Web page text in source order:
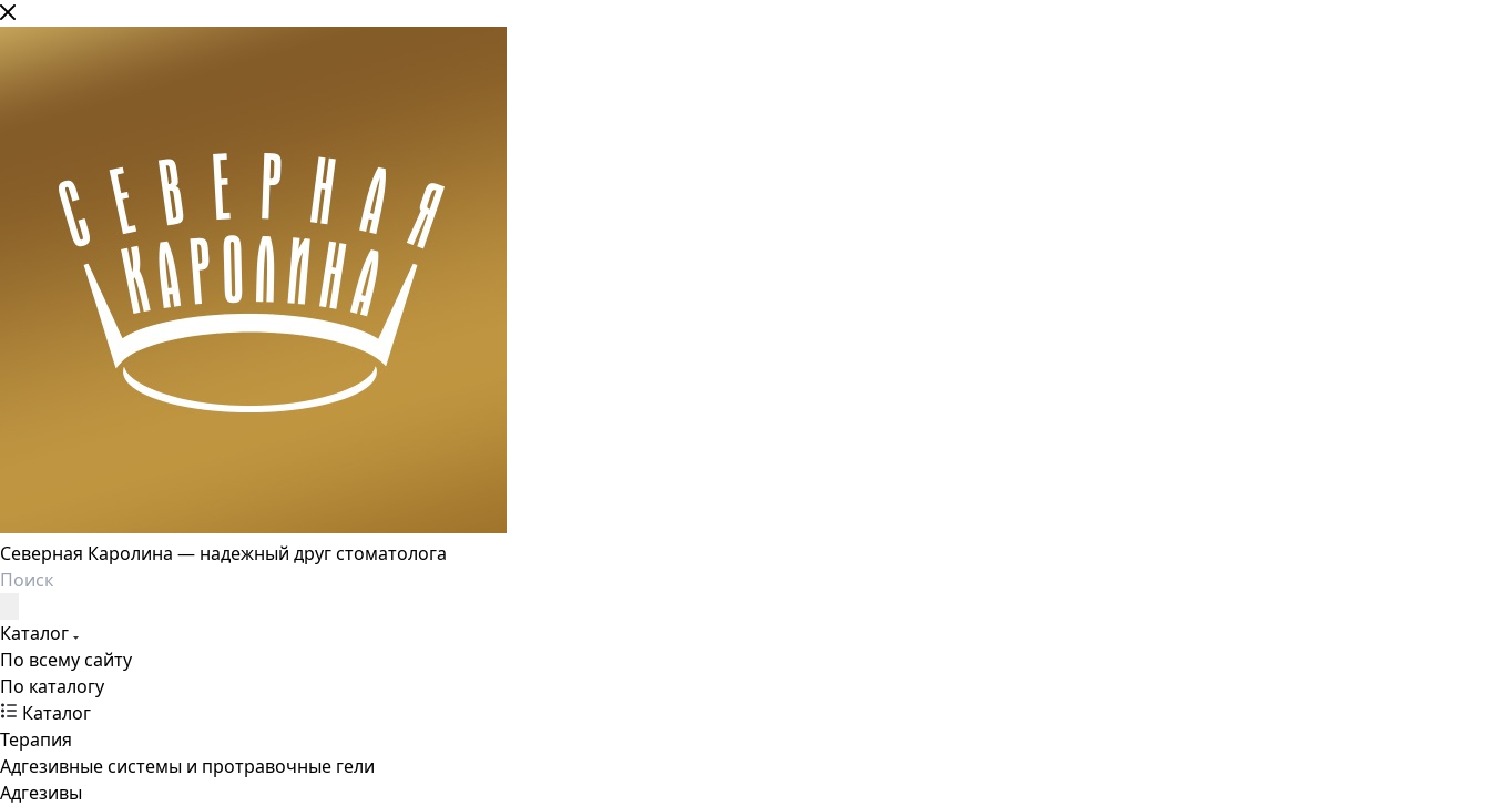
Северная Каролина — надежный друг стоматолога
Каталог
По всему сайту
По каталогу
Каталог
Терапия
Адгезивные системы и протравочные гели
Адгезивы